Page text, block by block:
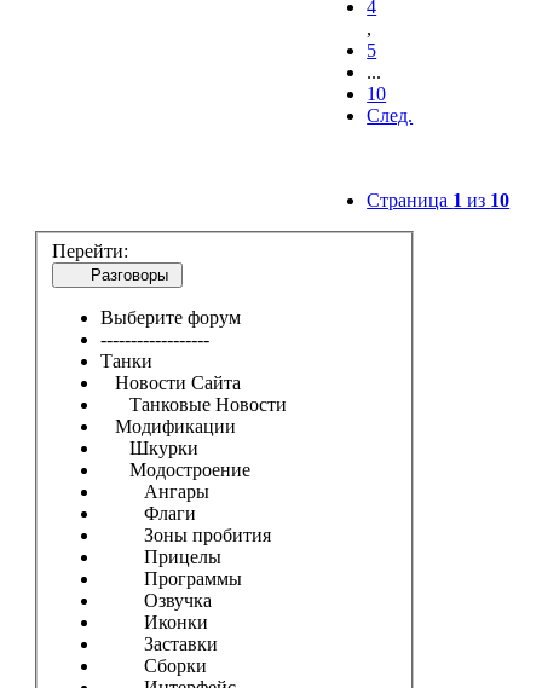
4
,
5
...
10
След.
Страница 1 из 10
Перейти:
Разговоры
Выберите форум
------------------
Танки
Новости Сайта
Танковые Новости
Модификации
Шкурки
Модостроение
Ангары
Флаги
Зоны пробития
Прицелы
Программы
Озвучка
Иконки
Заставки
Сборки